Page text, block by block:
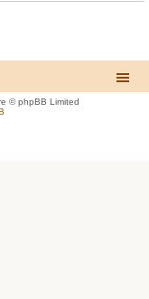
© phpBB Limited